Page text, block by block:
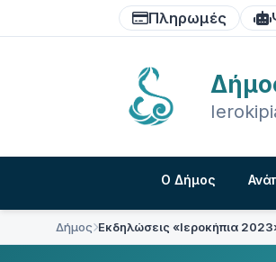
content
main
footer
Πληρωμές
Ο Δήμος
Δήμος Εκδηλώσεις «Ιεροκήπια